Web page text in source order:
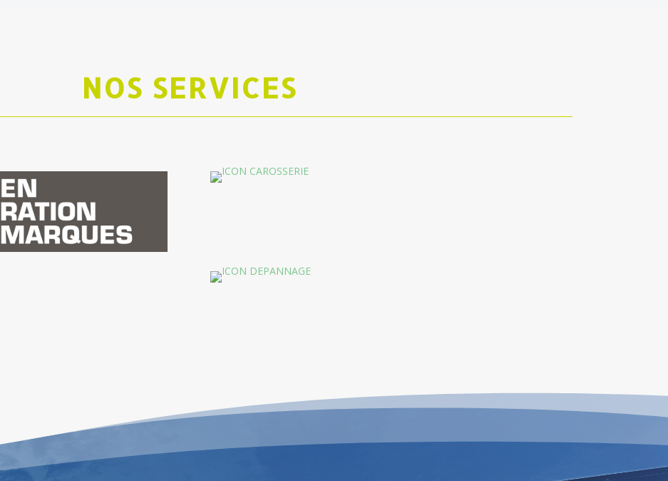
NOS SERVICES